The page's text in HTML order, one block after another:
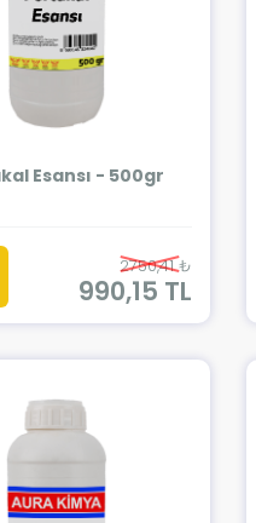
Esansı - 500gr
2750,41 ₺
990,15 TL